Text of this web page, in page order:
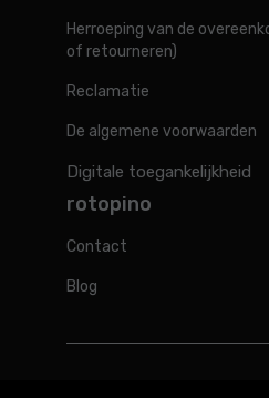
Herroeping van de
of retourneren)
Reclamatie
De algemene voorwaarden
Digitale toegankelijkheid
rotopino
Contact
Blog